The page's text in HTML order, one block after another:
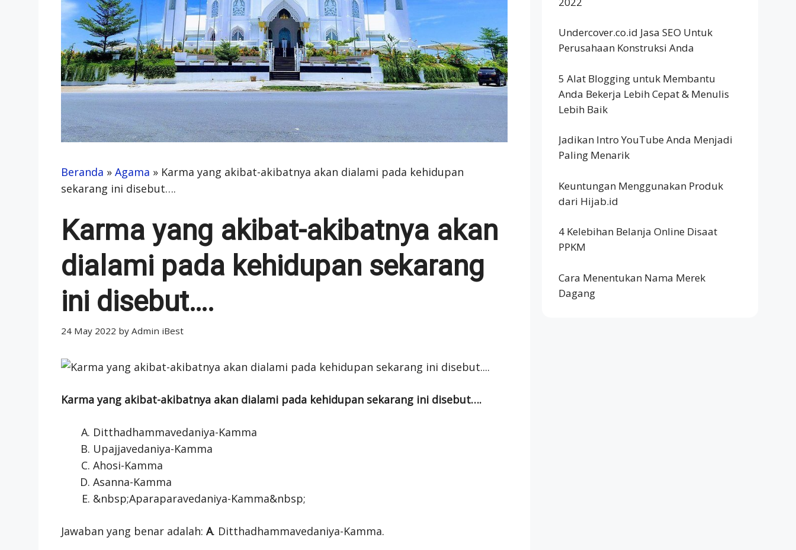
Beranda » Agama » Karma yang akibat-akibatnya akan dialami pada kehidupan
sekarang ini disebut….
Karma yang akibat-akibatnya akan
dialami pada kehidupan sekarang
ini disebut….
24 May 2022 by Admin iBest
Karma yang akibat-akibatnya akan dialami pada kehidupan sekarang ini disebut….
Ditthadhammavedaniya-Kamma
Upajjavedaniya-Kamma
Ahosi-Kamma
Asanna-Kamma
&nbsp;Aparaparavedaniya-Kamma&nbsp;
Jawaban yang benar adalah: A. Ditthadhammavedaniya-Kamma.
Undercover.co.id Jasa SEO Untuk
Perusahaan Konstruksi Anda
5 Alat Blogging untuk Membantu
Anda Bekerja Lebih Cepat & Menulis
Lebih Baik
Jadikan Intro YouTube Anda Menjadi
Paling Menarik
Keuntungan Menggunakan Produk
dari Hijab.id
4 Kelebihan Belanja Online Disaat
PPKM
Cara Menentukan Nama Merek
Dagang